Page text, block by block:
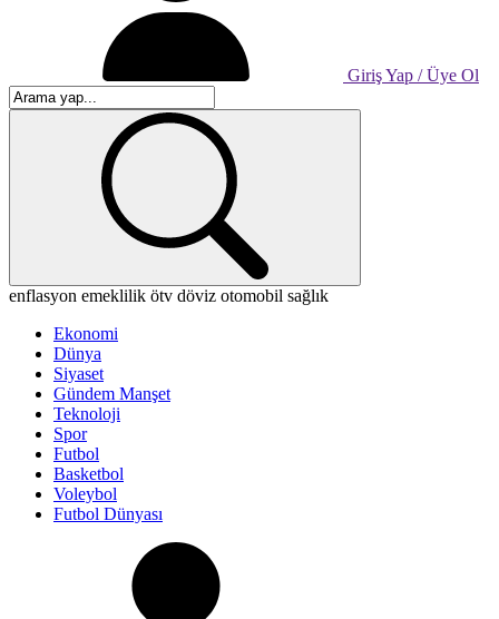
Giriş Yap / Üye Ol
enflasyon emeklilik ötv döviz otomobil sağlık
Ekonomi
Dünya
Siyaset
Gündem Manşet
Teknoloji
Spor
Futbol
Basketbol
Voleybol
Futbol Dünyası